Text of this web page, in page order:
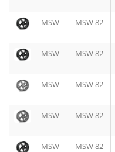
MSW MSW 82
MSW MSW 82
MSW MSW 82
MSW MSW 82
MSW MSW 82